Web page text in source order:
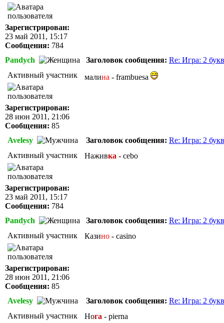
Зарегистрирован:
23 май 2011, 15:17
Сообщения: 784
Pandych Заголовок сообщения: Re: Игра: 2
Активный участник
Зарегистрирован:
28 июн 2011, 21:06
Сообщения: 85
малина - frambuesa
Avelesy Заголовок сообщения: Re: Игра: 2
Активный участник
Зарегистрирован:
23 май 2011, 15:17
Сообщения: 784
Наживка - cebo
Pandych Заголовок сообщения: Re: Игра: 2
Активный участник
Зарегистрирован:
28 июн 2011, 21:06
Сообщения: 85
Казино - casino
Avelesy Заголовок сообщения: Re: Игра: 2
Активный участник
Нога - pierna